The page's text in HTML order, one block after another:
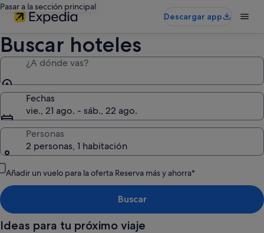
Pasar a la sección principal
Descargar app
Buscar hoteles
¿A dónde vas?
Fechas
vie., 21 ago. - sáb., 22 ago.
Personas
2 personas, 1 habitación
Añadir un vuelo para la oferta Reserva más y ahorra*
Buscar
Ideas para tu próximo viaje